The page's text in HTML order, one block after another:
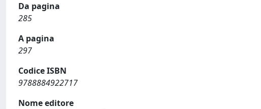
Da pagina
285
A pagina
297
Codice ISBN
9788884922717
Nome editore